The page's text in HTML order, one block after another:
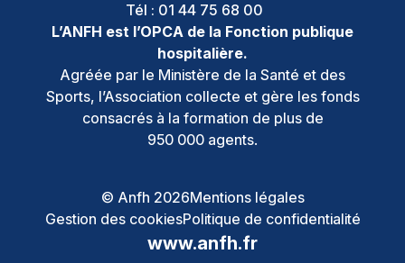
Tél : 01 44 75 68 00
L’ANFH est l’OPCA de la Fonction publique
hospitalière.
Agréée par le Ministère de la Santé et des
Sports, l’Association collecte et gère les fonds
consacrés à la formation de plus de
950 000 agents.
© Anfh 2026Mentions légales
Gestion des cookiesPolitique de confidentialité
www.anfh.fr